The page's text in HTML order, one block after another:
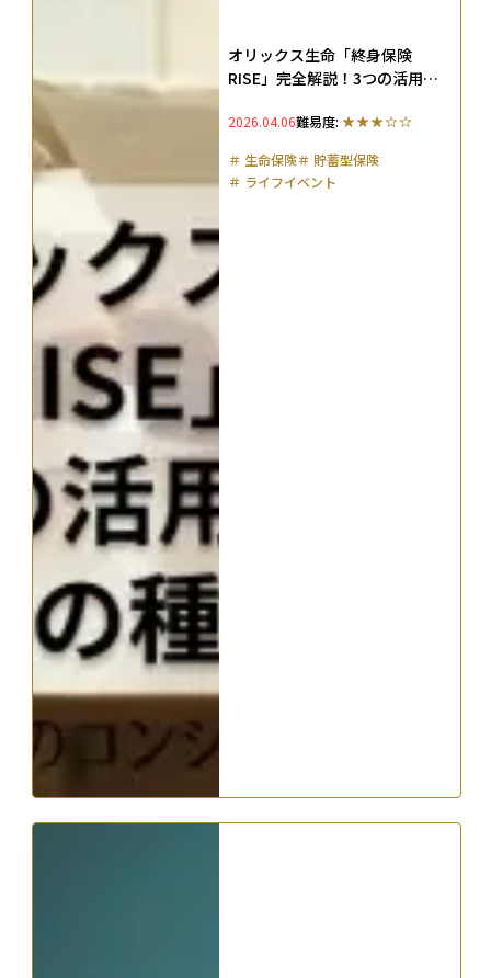
オリックス生命「終身保険
RISE」完全解説！3つの活用法
2026.04.06難易度:
＃ 生命保険＃ 貯蓄型保険
＃ ライフイベント